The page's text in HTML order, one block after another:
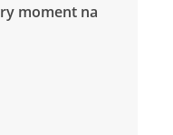
moment na